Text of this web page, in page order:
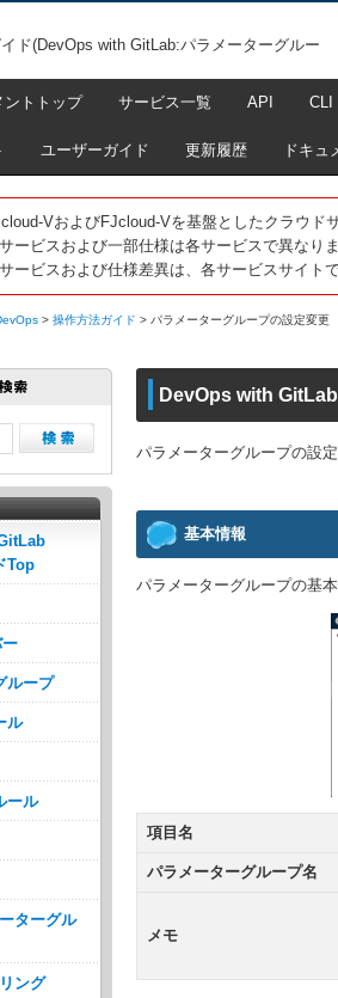
ド(DevOps with GitLab:パラメーターグルー
ントトップ サービス一覧 API CLI
ユーザーガイド 更新履歴 ドキュ
VおよびFJcloud-Vを基盤としたクラウド
ービスおよび一部仕様は各サービスで異なり
ービスおよび仕様差異は、各サービスサイト
> 操作方法ガイド > パラメーターグループの設定変更
DevOps with
パラメーターグループの設
基本情報
パラメーターグループの基
項目名
パラメーターグループ名
メモ
Top
ループ
ル
ール
ターグル
ング